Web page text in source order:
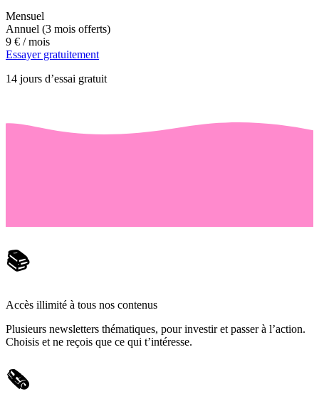
Mensuel
Annuel (3 mois offerts)
9 € / mois
Essayer gratuitement
14 jours d’essai gratuit
📚
Accès illimité à tous nos contenus
Plusieurs newsletters thématiques, pour investir et passer à l’action.
Choisis et ne reçois que ce qui t’intéresse.
🗞️